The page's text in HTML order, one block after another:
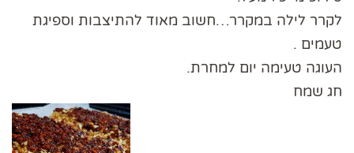
לקרר לילה במקרר…חשוב מאוד להתיצבות וספיגת
טעמים .
העוגה טעימה יום למחרת.
חג שמח